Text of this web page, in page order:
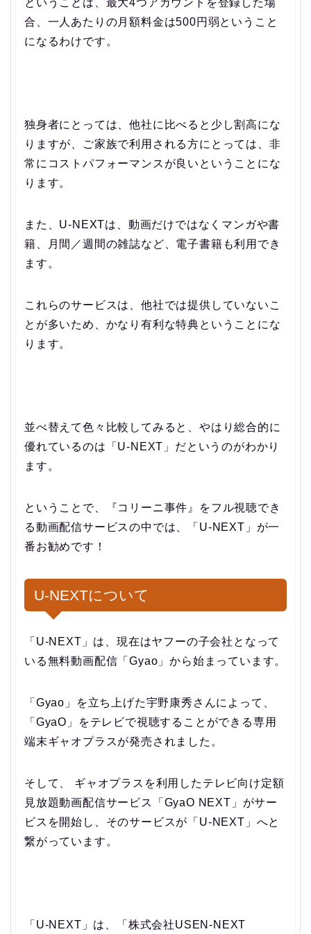
合、一人あたりの月額料金は500円弱ということ
になるわけです。
独身者にとっては、他社に比べると少し割高にな
りますが、ご家族で利用される方にとっては、非
常にコストパフォーマンスが良いということにな
ります。
また、U-NEXTは、動画だけではなくマンガや書
籍、月間／週間の雑誌など、電子書籍も利用でき
ます。
これらのサービスは、他社では提供していないこ
とが多いため、かなり有利な特典ということにな
ります。
並べ替えて色々比較してみると、やはり総合的に
優れているのは「U-NEXT」だというのがわかり
ます。
ということで、
『コリーニ事件』をフル視聴でき
る動画配信サービスの中では、「U-NEXT」が一
番お勧めです！
U-NEXTについて
「U-NEXT」は、現在はヤフーの子会社となって
いる無料動画配信「Gyao」から始まっています。
「Gyao」を立ち上げた宇野康秀さんによって、
「GyaO」をテレビで視聴することができる専用
端末ギャオプラスが発売されました。
そして、 ギャオプラスを利用したテレビ向け定額
見放題動画配信サービス「GyaO NEXT」がサー
ビスを開始し、そのサービスが「U-NEXT」へと
繋がっています。
「U-NEXT」は、「株式会社USEN-NEXT